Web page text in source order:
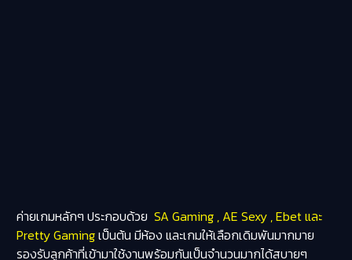
ค่ายเกมหลักๆ ประกอบด้วย SA Gaming , AE Sexy , Ebet และ
Pretty Gamingเป็นต้น มีห้อง และเกมให้เลือกเดิมพันมากมาย
รองรับลูกค้าที่เข้ามาใช้งานพร้อมกันเป็นจำนวนมากได้สบายๆ